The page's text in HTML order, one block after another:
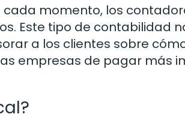
momento, los
Este tipo de contabilidad
a los clientes sobre
empresas de pagar más